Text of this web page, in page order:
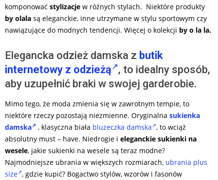
komponować stylizacje w różnych stylach. Niektóre produkty
by olala są eleganckie, inne utrzymane w stylu sportowym czy
nawiązujące do modnych tendencji. Więcej o kolekcji by o la la.
Elegancka odzież damska z butik
internetowy z odzieżą
, to idealny sposób,
aby uzupełnić braki w swojej garderobie.
Mimo tego, że moda zmienia się w zawrotnym tempie, to
niektóre rzeczy pozostają niezmienne. Oryginalna sukienka
damska
, klasyczna biała bluzeczka damska , to wciąż
absolutny must – have. Niedrogie i eleganckie sukienki na
wesele, jakie sukienki na wesele są teraz modne?
Najmodniejsze ubrania w większych rozmiarach, ubrania plus
size , gdzie kupić? Bogactwo stylów, wzorów i fasonów